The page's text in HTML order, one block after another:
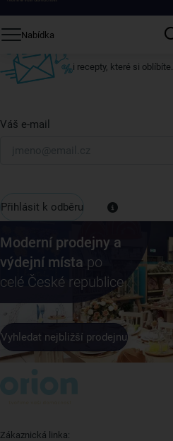
Nabídka
Přihlaste se k odběru našeho newsletteru.
i recepty, které si oblíbíte.
Váš e-mail
Přihlásit k odběru
Moderní prodejny a
výdejní místa po
celé České republice
Vyhledat nejbližší prodejnu
Zákaznická linka: